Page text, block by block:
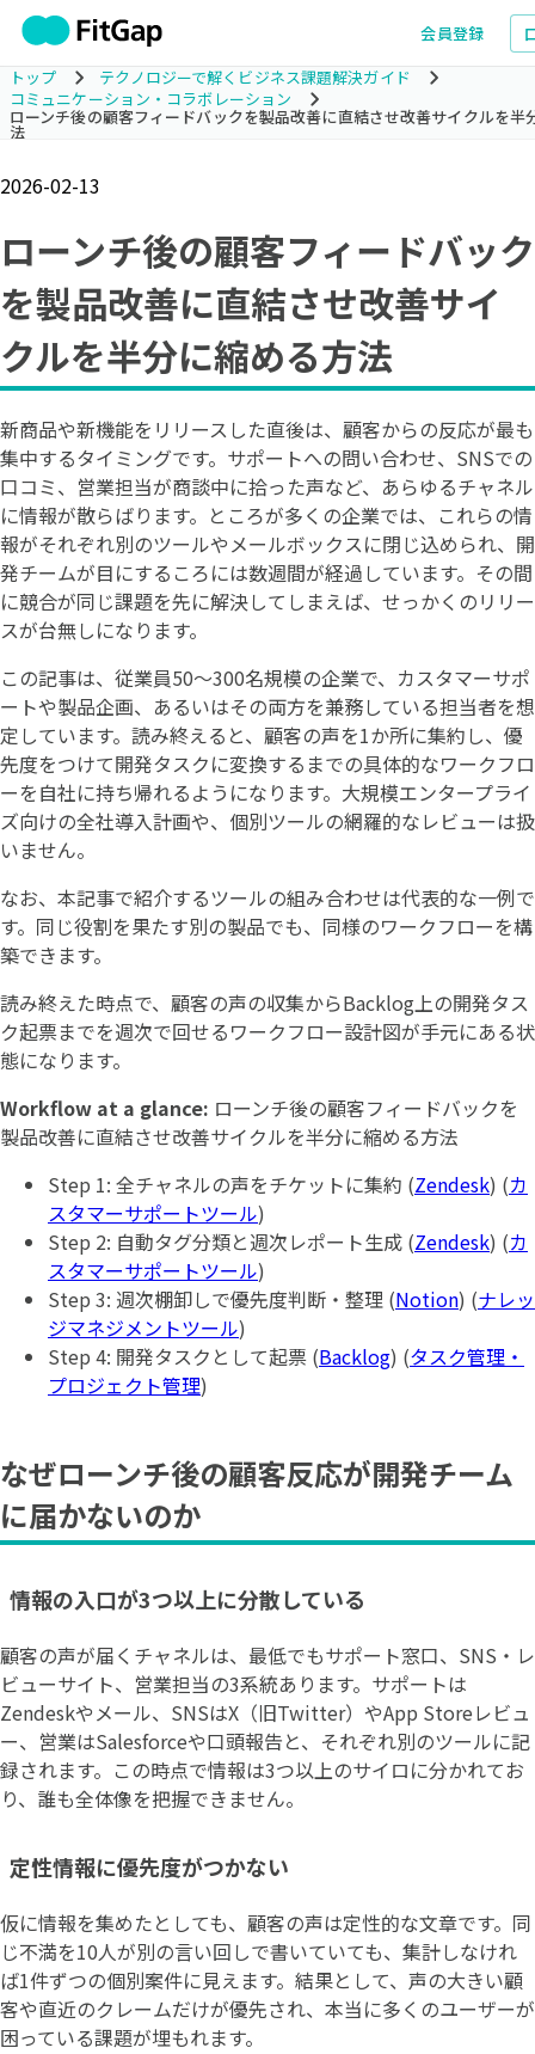
会員登録
トップ
テクノロジーで解くビジネス課題解決ガイド
コミュニケーション・コラボレーション
ローンチ後の顧客フィードバックを製品改善に直結させ改善サイクルを半
法
2026-02-13
ローンチ後の顧客フィードバック
を製品改善に直結させ改善サイ
クルを半分に縮める方法
新商品や新機能をリリースした直後は、顧客からの反応が最も
集中するタイミングです。サポートへの問い合わせ、SNSでの
口コミ、営業担当が商談中に拾った声など、あらゆるチャネル
に情報が散らばります。ところが多くの企業では、これらの情
報がそれぞれ別のツールやメールボックスに閉じ込められ、開
発チームが目にするころには数週間が経過しています。その間
に競合が同じ課題を先に解決してしまえば、せっかくのリリー
スが台無しになります。
この記事は、従業員50〜300名規模の企業で、カスタマーサポ
ートや製品企画、あるいはその両方を兼務している担当者を想
定しています。読み終えると、顧客の声を1か所に集約し、優
先度をつけて開発タスクに変換するまでの具体的なワークフロ
ーを自社に持ち帰れるようになります。大規模エンタープライ
ズ向けの全社導入計画や、個別ツールの網羅的なレビューは扱
いません。
なお、本記事で紹介するツールの組み合わせは代表的な一例で
す。同じ役割を果たす別の製品でも、同様のワークフローを構
築できます。
読み終えた時点で、顧客の声の収集からBacklog上の開発タス
ク起票までを週次で回せるワークフロー設計図が手元にある状
態になります。
Workflow at a glance: ローンチ後の顧客フィードバックを
製品改善に直結させ改善サイクルを半分に縮める方法
Step 1: 全チャネルの声をチケットに集約 (Zendesk) (カ
スタマーサポートツール)
Step 2: 自動タグ分類と週次レポート生成 (Zendesk) (カ
スタマーサポートツール)
Step 3: 週次棚卸しで優先度判断・整理 (Notion) (ナレッ
ジマネジメントツール)
Step 4: 開発タスクとして起票 (Backlog) (タスク管理・
プロジェクト管理)
なぜローンチ後の顧客反応が開発チーム
に届かないのか
情報の入口が3つ以上に分散している
顧客の声が届くチャネルは、最低でもサポート窓口、SNS・レ
ビューサイト、営業担当の3系統あります。サポートは
Zendeskやメール、SNSはX（旧Twitter）やApp Storeレビュ
ー、営業はSalesforceや口頭報告と、それぞれ別のツールに記
録されます。この時点で情報は3つ以上のサイロに分かれてお
り、誰も全体像を把握できません。
定性情報に優先度がつかない
仮に情報を集めたとしても、顧客の声は定性的な文章です。同
じ不満を10人が別の言い回しで書いていても、集計しなけれ
ば1件ずつの個別案件に見えます。結果として、声の大きい顧
客や直近のクレームだけが優先され、本当に多くのユーザーが
困っている課題が埋もれます。